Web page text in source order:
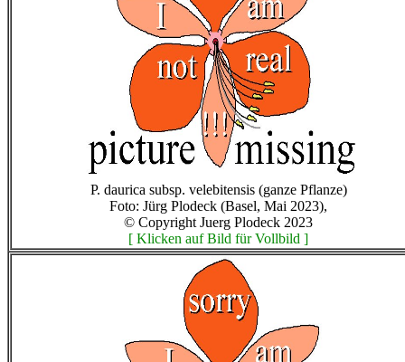
P. daurica subsp. velebitensis (ganze Pflanze)
Foto: Jürg Plodeck (Basel, Mai 2023),
© Copyright Juerg Plodeck 2023
[ Klicken auf Bild für Vollbild ]